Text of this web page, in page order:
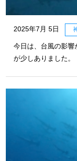
2025年7月 5日
今日は、台風の影響
が少しありました。